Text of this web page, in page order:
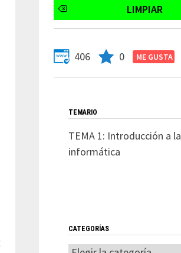
Entrada
406 0
TEMARIO
TEMA 1: Introducción a la
informática
CATEGORÍAS